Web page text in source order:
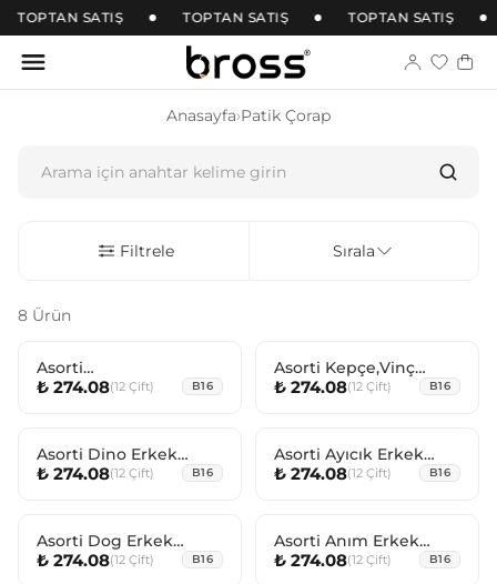
TOPTAN SATIŞ TOPTAN SATIŞ TOPTAN SATIŞ
Anasayfa›Patik Çorap
Filtrele Sırala
8 Ürün
Asorti
Aslan,Zebra,Timsah
₺ 274.08(12 Çift) B16
Asorti Kepçe,Vinç
Erkek Bebek Patik
₺ 274.08(12 Çift) B16
Asorti Dino Erkek
Bebek Patik Çorabı
₺ 274.08(12 Çift) B16
Asorti Ayıcık Erkek
Bebek Patik Çorabı
₺ 274.08(12 Çift) B16
Asorti Dog Erkek
Bebek Step
₺ 274.08(12 Çift) B16
Asorti Anım Erkek
Bebek Step
₺ 274.08(12 Çift) B16